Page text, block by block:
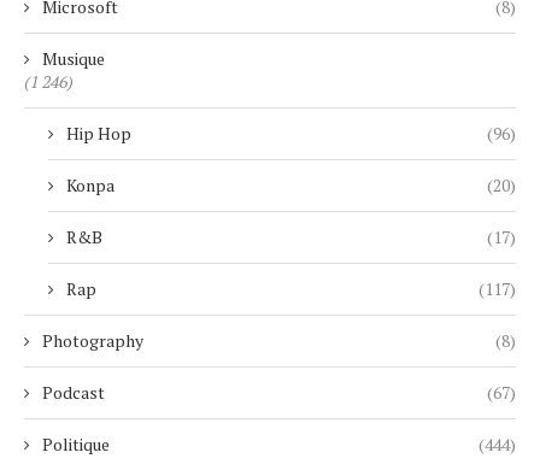
Microsoft (8)
Musique
(1 246)
Hip Hop (96)
Konpa (20)
R&B (17)
Rap (117)
Photography (8)
Podcast (67)
Politique (444)